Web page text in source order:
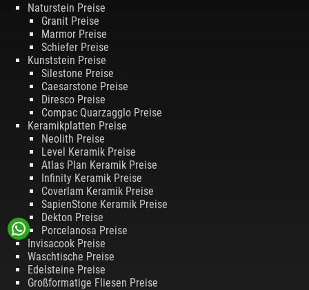
Naturstein Preise
Granit Preise
Marmor Preise
Schiefer Preise
Kunststein Preise
Silestone Preise
Caesarstone Preise
Diresco Preise
Compac Quarzagglo Preise
Keramikplatten Preise
Neolith Preise
Level Keramik Preise
Atlas Plan Keramik Preise
Infinity Keramik Preise
Coverlam Keramik Preise
SapienStone Keramik Preise
Dekton Preise
Porcelanosa Preise
Invisacook Preise
Waschtische Preise
Edelsteine Preise
Großformatige Fliesen Preise